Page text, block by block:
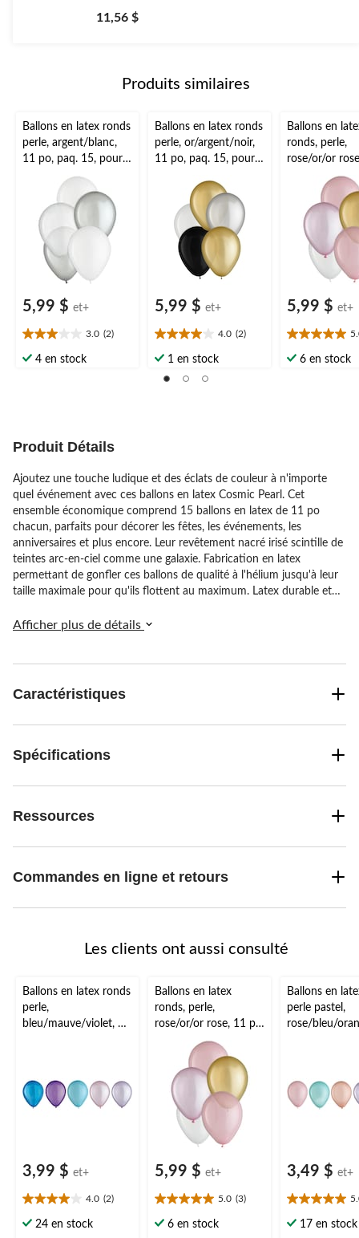
étoile(s)
sur
11,56 $
Produits similaires
Ballons en latex ronds
perle, argent/blanc,
11 po, paq. 15, pour
fête d'anniversaire
5,99 $ et+
3.0 (2)
3.0
étoile(s)
4 en stock
Ballons en latex ronds
perle, or/argent/noir,
11 po, paq. 15, pour
5,99 $ et+
4.0 (2)
4.0
étoile(s)
1 en stock
Ballons en
ronds, perle,
rose/or/or
paq. 15, pour
prénatale/fête
d'anniversaire
5,99 $ et+
5.0
étoile(s)
6 en stock
Produit Détails
Ajoutez une touche ludique et des éclats de couleur à n'importe
quel événement avec ces ballons en latex Cosmic Pearl. Cet
ensemble économique comprend 15 ballons en latex de 11 po
chacun, parfaits pour décorer les fêtes, les événements, les
anniversaires et plus encore. Leur revêtement nacré irisé scintille de
teintes arc-en-ciel comme une galaxie. Fabrication en latex
permettant de gonfler ces ballons de qualité à l'hélium jusqu'à leur
taille maximale pour qu'ils flottent au maximum. Latex durable et
ficelles à ballons. Ces ballons en latex Cosmic Pearl sont une façon
Afficher plus de détails
Caractéristiques
Spécifications
Ressources
Commandes en ligne et retours
Les clients ont aussi consulté
Ballons en latex ronds
perle,
bleu/mauve/violet, 5
3,99 $ et+
4.0 (2)
4.0
étoile(s)
24 en stock
Ballons en latex
ronds, perle,
rose/or/or rose, 11 po,
paq. 15, pour fête
prénatale/fête
d'anniversaire
5,99 $ et+
5.0 (3)
5.0
étoile(s)
6 en stock
Ballons en
perle pastel,
rose/bleu/
3,49 $ et+
5.0
étoile(s)
17 en stock